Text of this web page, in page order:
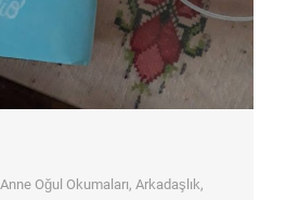
Anne Oğul Okumaları, Arkadaşlık,